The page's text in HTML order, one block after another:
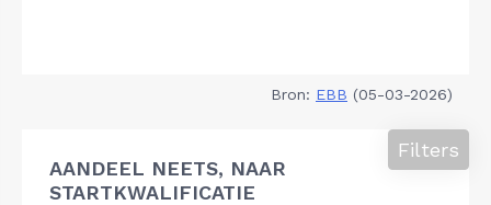
Bron: EBB (05-03-2026)
AANDEEL NEETS, NAAR
STARTKWALIFICATIE
Filters